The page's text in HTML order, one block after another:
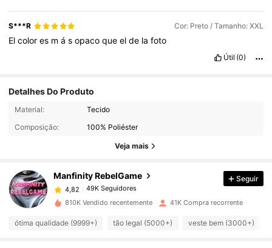
S***R Cor: Preto / Tamanho: XXL
Elcolores másopacoqueelde lafoto
Útil (0)
Detalhes Do Produto
Material:
Tecido
Composição:
100% Poliéster
Veja mais
Manfinity RebelGame
49K Seguidores
49K Seguidores
4,82 49K Seguidores
4,82 49K Seguidores
Seguir
810K Vendido recentemente 41K Compra recorrente
ótima qualidade (9999+) tão legal (5000+) veste bem (3000+)